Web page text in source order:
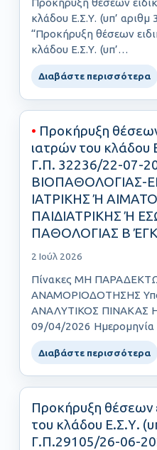
Προκήρυξη θέσεων
κλάδου Ε.Σ.Υ. (υπ’
“Προκήρυξη θέσεων
κλάδου Ε.Σ.Υ. (υπ’…
Διαβάστε περισσότερα
• Προκήρυξη
ιατρών του κλάδου
Γ.Π. 32236/22-07-
ΒΙΟΠΑΘΟΛΟΓΙΑΣ-
ΙΑΤΡΙΚΗΣ Ή
ΠΑΙΔΙΑΤΡΙΚΗΣ Ή
ΠΑΘΟΛΟΓΙΑΣ Β
2 Ιούλ 2026
Πίνακες ΜΗ
ΑΝΑΜΟΡΙΟΔΟΤΗΣΗΣ
ΑΝΑΛΥΤΙΚΟΣ ΠΙΝΑΚΑΣ
09/04/2026
έως και: 17/04/2026……
Διαβάστε περισσότερα
Προκήρυξη θέσεων
του κλάδου Ε.Σ.Υ.
Γ.Π.29105/26-06-